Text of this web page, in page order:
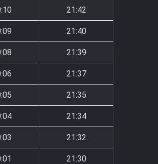
21:42
21:40
21:39
21:37
21:35
21:34
21:32
21:30